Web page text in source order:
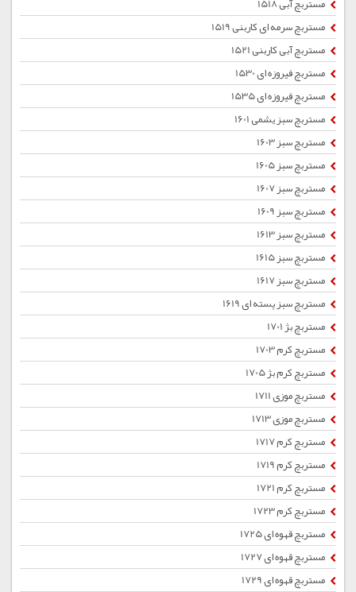
مستربچ سرمه ای کاربنی 1519
مستربچ آبی کاربنی 1521
مستربچ فیروزه ای 1530
مستربچ فیروزه ای 1535
مستربچ سبز یشمی 1601
مستربچ سبز 1603
مستربچ سبز 1605
مستربچ سبز 1607
مستربچ سبز 1609
مستربچ سبز 1613
مستربچ سبز 1615
مستربچ سبز 1617
مستربچ سبز پسته ای 1619
مستربچ بژ 1701
مستربچ کرم 1703
مستربچ کرم بژ 1705
مستربچ موزی 1711
مستربچ موزی 1713
مستربچ کرم 1717
مستربچ کرم 1719
مستربچ کرم 1721
مستربچ کرم 1723
مستربچ قهوه ای 1725
مستربچ قهوه ای 1727
مستربچ قهوه ای 1729